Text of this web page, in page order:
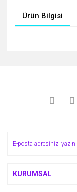
Ürün Bilgisi
kullanarak
Görüş ve
Ürün
KURUMSAL